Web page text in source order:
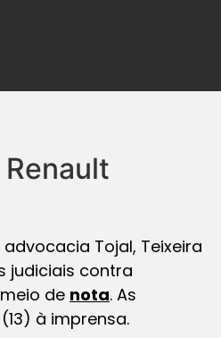
Tojal, Teixeira
judiciais contra
de nota. As
à imprensa.